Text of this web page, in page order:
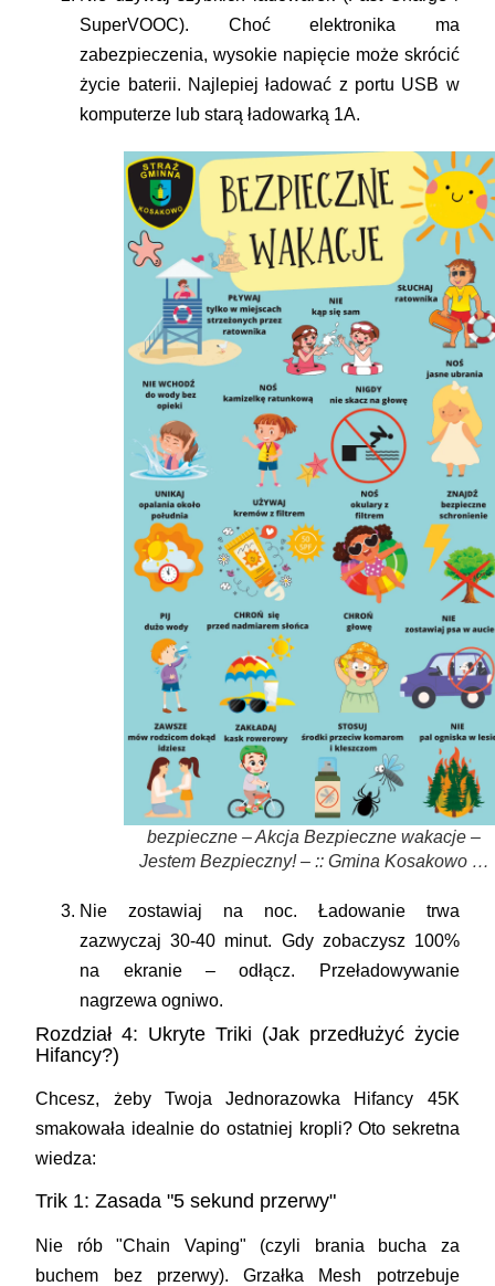
SuperVOOC). Choć elektronika ma
zabezpieczenia, wysokie napięcie może skrócić
życie baterii. Najlepiej ładować z portu USB w
komputerze lub starą ładowarką 1A.
bezpieczne – Akcja Bezpieczne wakacje –
Jestem Bezpieczny! – :: Gmina Kosakowo …
Nie zostawiaj na noc. Ładowanie trwa
zazwyczaj 30-40 minut. Gdy zobaczysz 100%
na ekranie – odłącz. Przeładowywanie
nagrzewa ogniwo.
Rozdział 4: Ukryte Triki (Jak przedłużyć życie
Hifancy?)
Chcesz, żeby TwojaJednorazowka Hifancy 45K
smakowała idealnie do ostatniej kropli? Oto sekretna
wiedza:
Trik 1: Zasada "5 sekund przerwy"
Nie rób "Chain Vaping" (czyli brania bucha za
buchem bez przerwy). Grzałka Mesh potrzebuje